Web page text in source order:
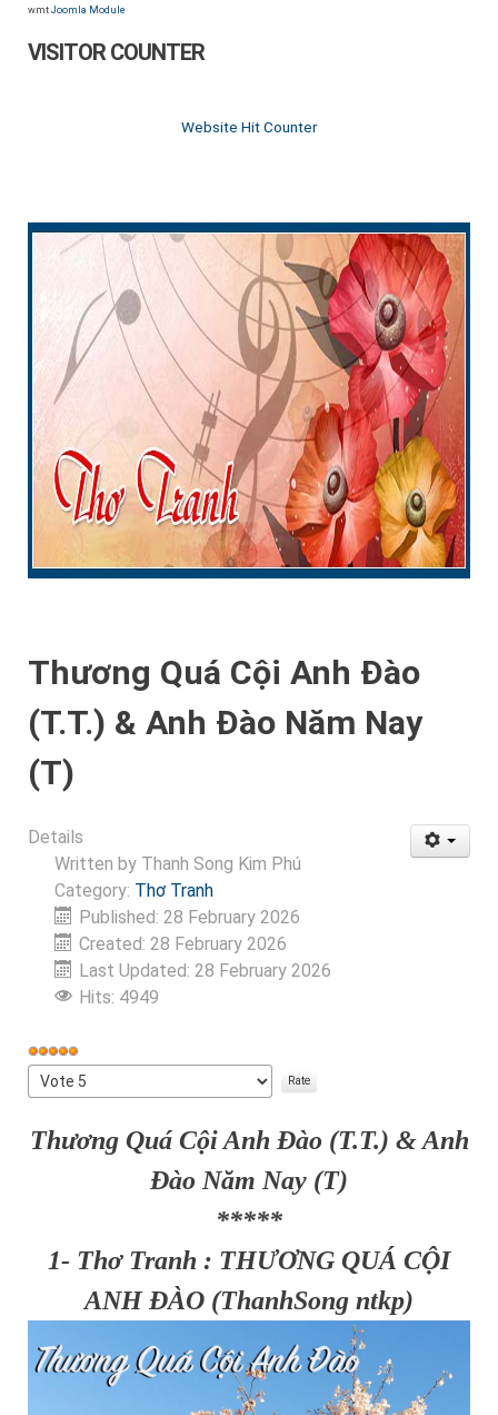
wmt Joomla Module
VISITOR COUNTER
Website Hit Counter
Thương Quá Cội Anh Đào
(T.T.) & Anh Đào Năm Nay
(T)
Details
Written by Thanh Song Kim Phú
Category: Thơ Tranh
Published: 28 February 2026
Created: 28 February 2026
Last Updated: 28 February 2026
Hits: 4949
User
Rating:
Please
Rate
Thương Quá Cội Anh Đào (T.T.) & Anh
Đào Năm Nay (T)
*****
1- Thơ Tranh : THƯƠNG QUÁ CỘI
ANH ĐÀO (ThanhSong ntkp)